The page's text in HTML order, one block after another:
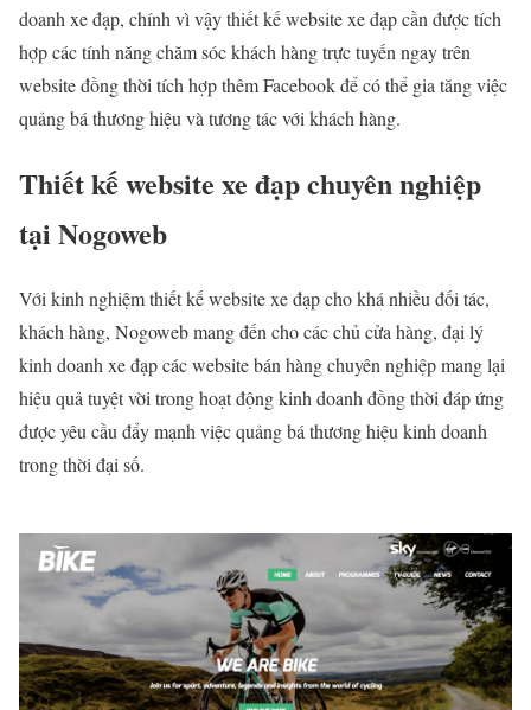
doanh xe đạp, chính vì vậy thiết kế website xe đạp cần được tích
hợp các tính năng chăm sóc khách hàng trực tuyến ngay trên
website đồng thời tích hợp thêm Facebook để có thể gia tăng việc
quảng bá thương hiệu và tương tác với khách hàng.
Thiết kế website xe đạp chuyên nghiệp
tại Nogoweb
Với kinh nghiệm thiết kế website xe đạp cho khá nhiều đối tác,
khách hàng, Nogoweb mang đến cho các chủ cửa hàng, đại lý
kinh doanh xe đạp các website bán hàng chuyên nghiệp mang lại
hiệu quả tuyệt vời trong hoạt động kinh doanh đồng thời đáp ứng
được yêu cầu đẩy mạnh việc quảng bá thương hiệu kinh doanh
trong thời đại số.